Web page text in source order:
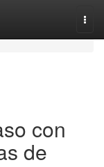
con
de